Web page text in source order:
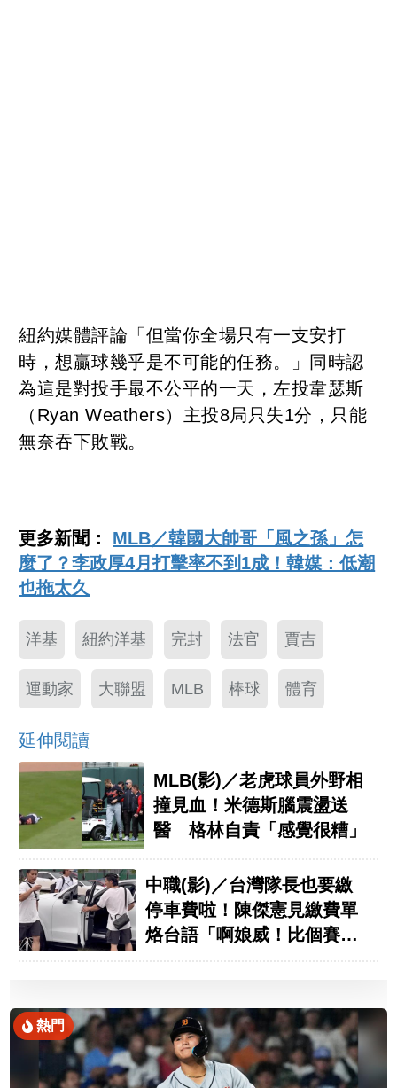
紐約媒體評論「但當你全場只有一支安打
時，想贏球幾乎是不可能的任務。」同時認
為這是對投手最不公平的一天，左投韋瑟斯
（Ryan Weathers）主投8局只失1分，只能
無奈吞下敗戰。
更多新聞： MLB／韓國大帥哥「風之孫」怎
麼了？李政厚4月打擊率不到1成！韓媒：低潮
也拖太久
洋基 紐約洋基 完封 法官 賈吉
運動家 大聯盟 MLB 棒球 體育
延伸閱讀
MLB(影)／老虎球員外野相
撞見血！米德斯腦震盪送
醫 格林自責「感覺很糟」
中職(影)／台灣隊長也要繳
停車費啦！陳傑憲見繳費單
烙台語「啊娘威！比個賽開
熱門